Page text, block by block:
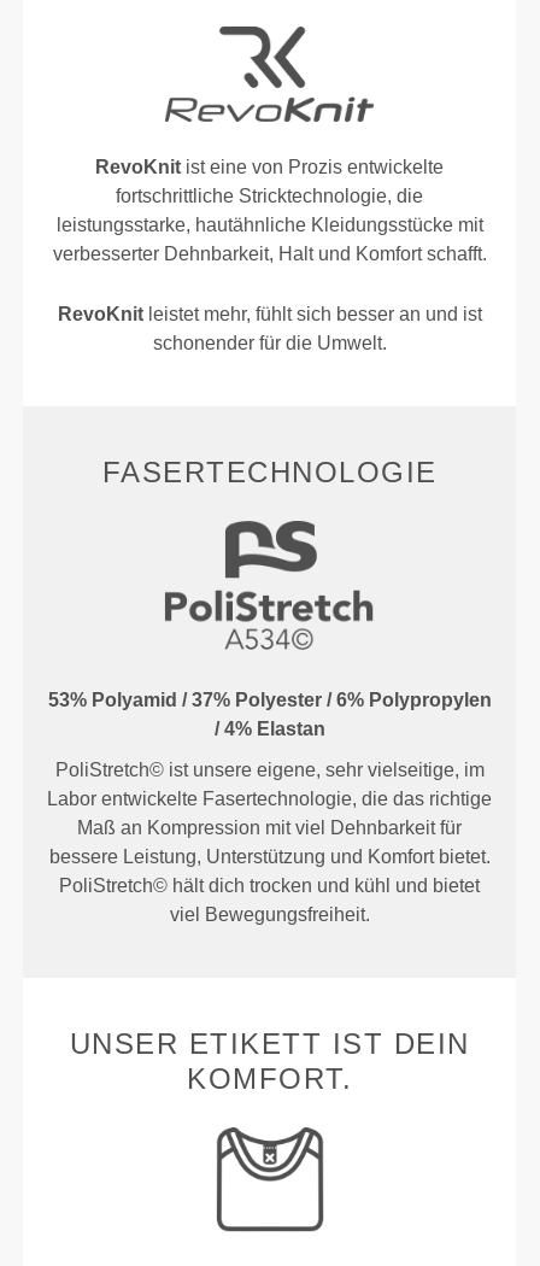
RevoKnit ist eine von Prozis entwickelte
fortschrittliche Stricktechnologie, die
leistungsstarke, hautähnliche Kleidungsstücke mit
verbesserter Dehnbarkeit, Halt und Komfort schafft.
RevoKnitleistet mehr, fühlt sich besser an und ist
schonender für die Umwelt.
FASERTECHNOLOGIE
53% Polyamid / 37% Polyester / 6% Polypropylen
/ 4% Elastan
PoliStretch© ist unsere eigene, sehr vielseitige, im
Labor entwickelte Fasertechnologie, die das richtige
Maß an Kompression mit viel Dehnbarkeit für
bessere Leistung, Unterstützung und Komfort bietet.
PoliStretch© hält dich trocken und kühl und bietet
viel Bewegungsfreiheit.
UNSER ETIKETT IST DEIN
KOMFORT.